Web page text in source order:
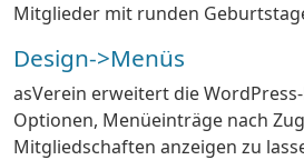
Mitglieder mit runden
Design->Menüs
asVerein erweitert die
Optionen, Menüeinträge nach
Mitgliedschaften anzeigen zu